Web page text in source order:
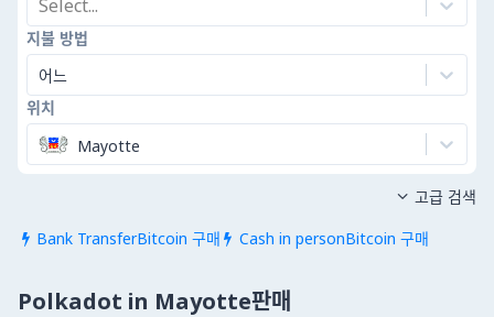
Select...
지불 방법
어느
위치
Mayotte
 Bank TransferBitcoin 구매  Cash in personBitcoin 구매
 고급 검색
Polkadot in Mayotte판매